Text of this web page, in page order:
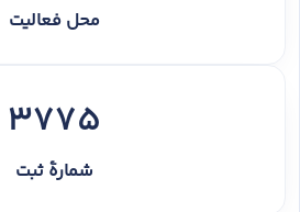
محل فعالیت
3775
شمارهٔ ثبت